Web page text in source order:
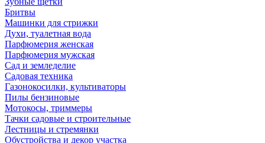
Бритвы
Машинки для стрижки
Духи, туалетная вода
Парфюмерия женская
Парфюмерия мужская
Сад и земледелие
Садовая техника
Газонокосилки, культиваторы
Пилы бензиновые
Мотокосы, триммеры
Тачки садовые и строительные
Лестницы и стремянки
Обустройства и декор участка